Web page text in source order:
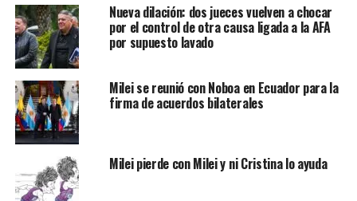
Nueva dilación: dos jueces vuelven a chocar
por el control de otra causa ligada a la AFA
por supuesto lavado
Milei se reunió con Noboa en Ecuador para la
firma de acuerdos bilaterales
Milei pierde con Milei y ni Cristina lo ayuda